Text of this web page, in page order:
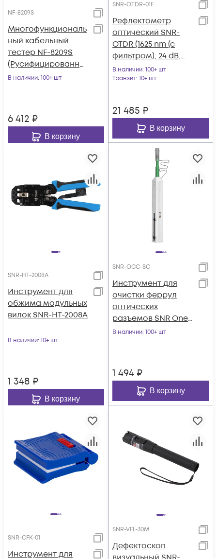
NF-8209S
Многофункциональ
ный кабельный
тестер NF-8209S
(Русифицированно
е меню)
В наличии: 100+ шт
6 412 ₽
В корзину
SNR-OTDR-01F
Рефлектометр
оптический SNR-
OTDR (1625 nm (с
фильтром), 24 dB,
VFL, OPM, OLS)
В наличии: 100+ шт
Транзит: 10+ шт
21 485 ₽
В корзину
SNR-HT-2008A
Инструмент для
обжима модульных
вилок SNR-HT-2008A
В наличии: 10+ шт
1 348 ₽
В корзину
SNR-OCC-SC
Инструмент для
очистки феррул
оптических
разъемов SNR One-
Click-Cleaner SNR-
В наличии: 100+ шт
1 494 ₽
В корзину
SNR-CFK-01
Инструмент для
SNR-VFL-30M
Дефектоскоп